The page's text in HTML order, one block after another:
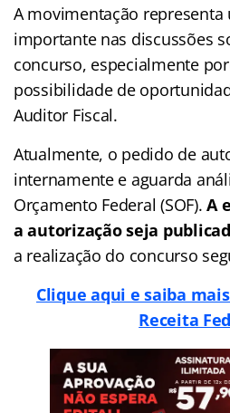
A movimentação representa
importante nas discussões
concurso, especialmente
possibilidade de
Auditor Fiscal.
Atualmente, o pedido de
internamente e aguarda
Orçamento Federal (SOF).A
a autorização seja
a realização do concurso
Clique aqui e saiba
Receita